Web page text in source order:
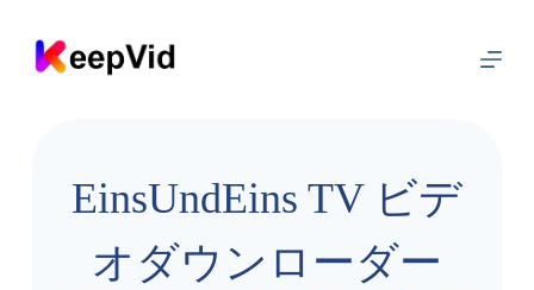
ン
テ
EinsUndEins TV ビデ
オダウンローダー